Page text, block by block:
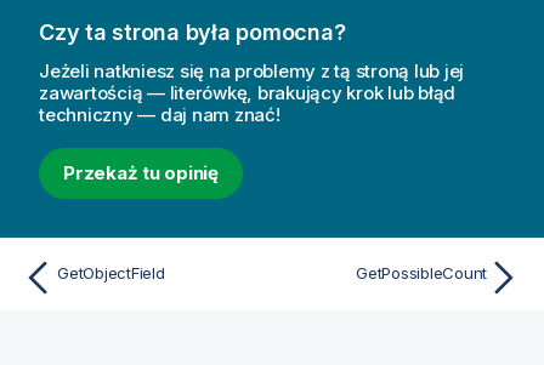
Czy ta strona była pomocna?
Jeżeli natkniesz się na problemy z tą stroną lub jej
zawartością — literówkę, brakujący krok lub błąd
techniczny — daj nam znać!
Przekaż tu opinię
GetObjectField GetPossibleCount